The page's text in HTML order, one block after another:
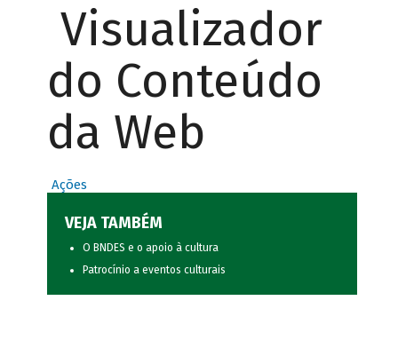
Visualizador
do Conteúdo
da Web
Ações
VEJA TAMBÉM
O BNDES e o apoio à cultura
Patrocínio a eventos culturais